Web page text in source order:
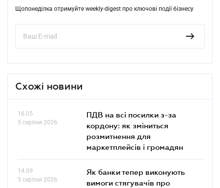
Щопонеділка отримуйте weekly-digest про ключові події бізнесу
Схожі новини
16.05
5 серпня 2026
ПДВ на всі посилки з-за
кордону: як зміниться
розмитнення для
маркетплейсів і громадян
14.09
5 серпня 2026
Як банки тепер виконують
вимоги стягувачів про